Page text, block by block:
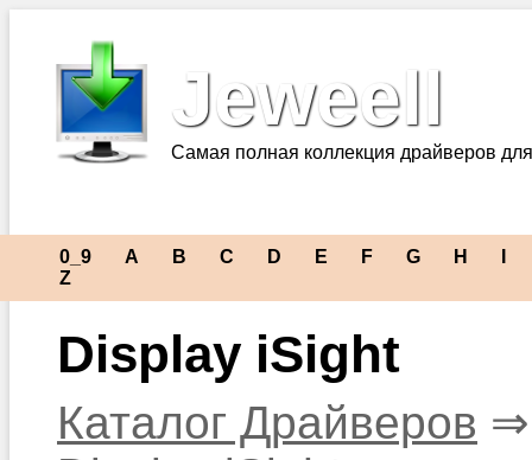
Jeweell
Самая полная коллекция драйверов
0_9 A B C D E F G H
Z
Display iSight
Каталог Драйверов